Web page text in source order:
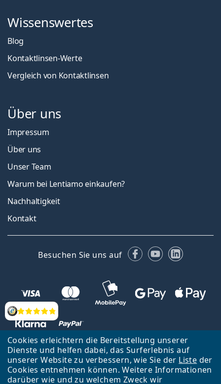
Cookies erleichtern die Bereitstellung unserer
Dienste und helfen dabei, das Surferlebnis auf
unserer Website zu verbessern, wie Sie der Liste der
Cookies entnehmen können. Weitere Informationen
darüber wie und zu welchem Zweck wir
Bewertung
Wissenswertes
Blog
Kontaktlinsen-Werte
Vergleich von Kontaktlinsen
Über uns
Impressum
Über uns
Unser Team
Warum bei Lentiamo einkaufen?
Nachhaltigkeit
Kontakt
Besuchen Sie uns auf Facebook
YouTubeLinkedIn
Zurück zur Hauptseite
Nach oben
Lentiamo s.r.o., Tschechien ist Eigentümer und Betreiber des Online-